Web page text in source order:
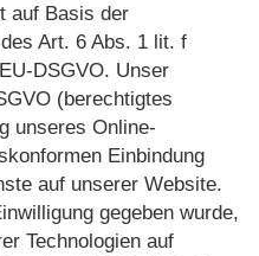
auf Basis der
Art. 6 Abs. 1 lit. f
DSGVO. Unser
(berechtigtes
unseres Online-
Einbindung
auf unserer Website.
gegeben wurde,
Technologien auf